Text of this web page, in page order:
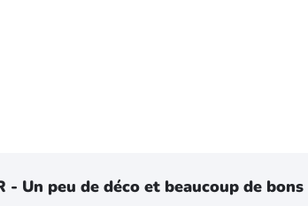
- Un peu de déco et beaucoup de bons